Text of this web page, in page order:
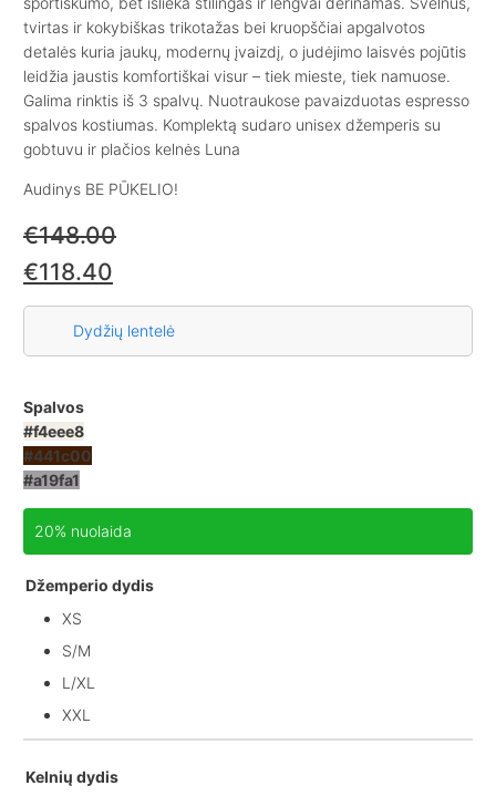
tvirtas ir kokybiškas trikotažas bei kruopščiai apgalvotos
detalės kuria jaukų, modernų įvaizdį, o judėjimo laisvės pojūtis
leidžia jaustis komfortiškai visur – tiek mieste, tiek namuose.
Galima rinktis iš 3 spalvų. Nuotraukose pavaizduotas espresso
spalvos kostiumas. Komplektą sudaro unisex džemperis su
gobtuvu ir plačios kelnės Luna
Audinys BE PŪKELIO!
€148.00
€118.40
Dydžių lentelė
Spalvos
#f4eee8
#441c00
#a19fa1
20% nuolaida
Džemperio dydis
XS
S/M
L/XL
XXL
Kelnių dydis